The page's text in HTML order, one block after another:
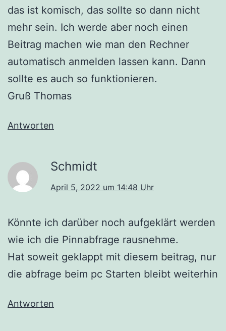
das ist komisch, das sollte so dann nicht
mehr sein. Ich werde aber noch einen
Beitrag machen wie man den Rechner
automatisch anmelden lassen kann. Dann
sollte es auch so funktionieren.
Gruß Thomas
Antworten
Schmidt
April 5, 2022 um 14:48 Uhr
Könnte ich darüber noch aufgeklärt werden
wie ich die Pinnabfrage rausnehme.
Hat soweit geklappt mit diesem beitrag, nur
die abfrage beim pc Starten bleibt weiterhin
Antworten